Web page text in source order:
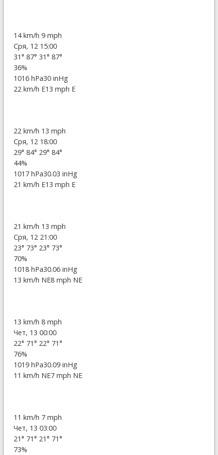
14 km/h 9 mph
Сря, 12 15:00
31° 87° 31° 87°
36%
1016 hPa30 inHg
22 km/h E13 mph E
22 km/h 13 mph
Сря, 12 18:00
29° 84° 29° 84°
44%
1017 hPa30.03 inHg
21 km/h E13 mph E
21 km/h 13 mph
Сря, 12 21:00
23° 73° 23° 73°
70%
1018 hPa30.06 inHg
13 km/h NE8 mph NE
13 km/h 8 mph
Чет, 13 00:00
22° 71° 22° 71°
76%
1019 hPa30.09 inHg
11 km/h NE7 mph NE
11 km/h 7 mph
Чет, 13 03:00
21° 71° 21° 71°
73%